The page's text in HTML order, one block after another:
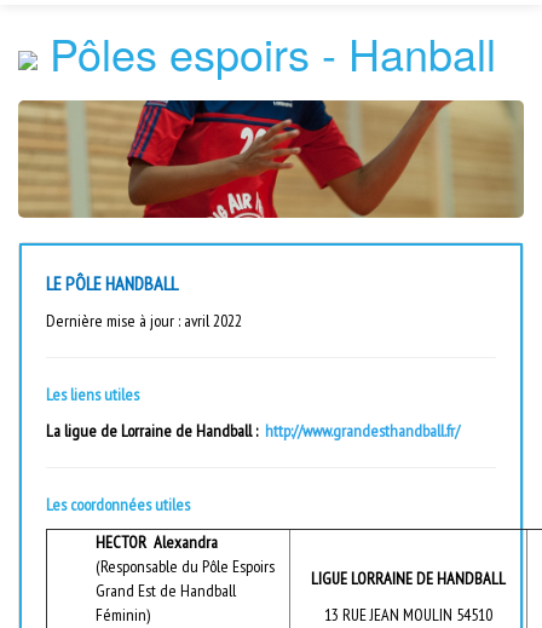
Pôles espoirs - Hanball
LE PÔLE HANDBALL
Dernière mise à jour : avril 2022
Les liens utiles
La ligue de Lorraine de Handball : http://www.grandesthandball.fr/
Les coordonnées utiles
HECTOR Alexandra
(Responsable du Pôle Espoirs
Grand Est de Handball
Féminin)
LIGUE LORRAINE DE HANDBALL
13 RUE JEAN MOULIN 54510